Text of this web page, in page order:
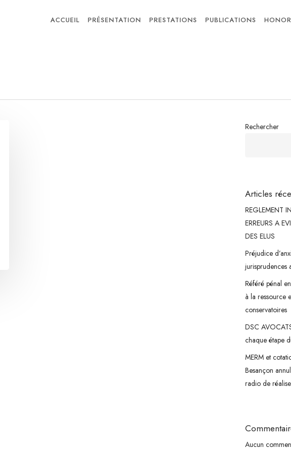
ACCUEIL PRÉSENTATION PRESTATIONS PUBLICATIONS
Rechercher
Articles
REGLEMENT
ERREURS A
DES ELUS
Préjudice
jurisprudences
Référé pénal
à la ressource
conservatoires
DSC
chaque étape
MERM et
Besançon
radio de
Aucun